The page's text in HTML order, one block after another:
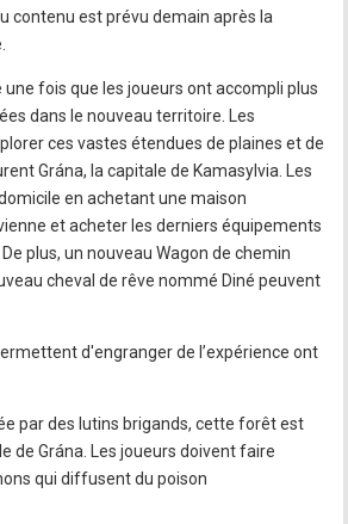
contenu est prévu demain après la
une fois que les joueurs ont accompli plus
dans le nouveau territoire. Les
ces vastes étendues de plaines et de
Grána, la capitale de Kamasylvia. Les
en achetant une maison
et acheter les derniers équipements
plus, un nouveau Wagon de chemin
cheval de rêve nommé Diné peuvent
d'engranger de l’expérience ont
par des lutins brigands, cette forêt est
de Grána. Les joueurs doivent faire
qui diffusent du poison